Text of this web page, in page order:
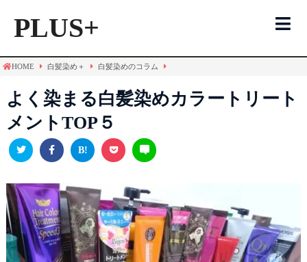
PLUS+
シャンプー
HOME 白髪染め＋ 白髪染めのコラム
よく染まる白髪染めカラートリート
メントTOP５